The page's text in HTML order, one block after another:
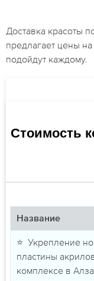
Доставка красоты
предлагает цены
подойдут каждому.
Стоимость
Название
⭐ Укрепление
пластины
комплексе в